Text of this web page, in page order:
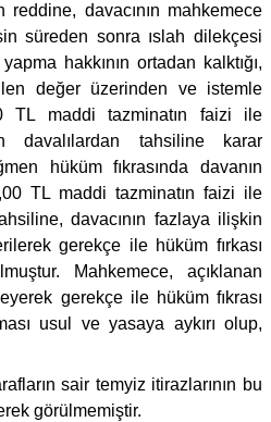
reddine, davacının mahkemece
süreden sonra ıslah dilekçesi
hakkının ortadan kalktığı,
değer üzerinden ve istemle
TL maddi tazminatın faizi ile
davalılardan tahsiline karar
hüküm fıkrasında davanın
TL maddi tazminatın faizi ile
davacının fazlaya ilişkin
gerekçe ile hüküm fırkası
Mahkemece, açıklanan
gerekçe ile hüküm fıkrası
usul ve yasaya aykırı olup,
sair temyiz itirazlarının bu
görülmemiştir.